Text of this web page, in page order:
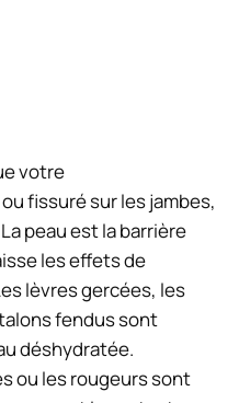
votre
fissuré sur les jambes,
peau est la barrière
les effets de
lèvres gercées, les
fendus sont
déshydratée.
ou les rougeurs sont